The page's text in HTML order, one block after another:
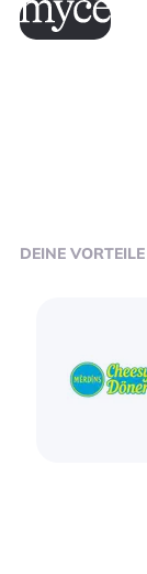
DEINE VORTEILE